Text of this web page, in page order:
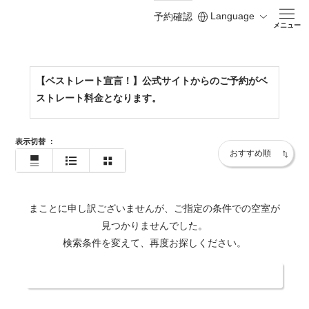
予約確認 Language
メニュー
https://www.shodoshima-kh.jp/
【ベストレート宣言！】公式サイトからのご予約がベ
ストレート料金となります。
表示切替 ：
まことに申し訳ございませんが、ご指定の条件での空室が
見つかりませんでした。
検索条件を変えて、再度お探しください。